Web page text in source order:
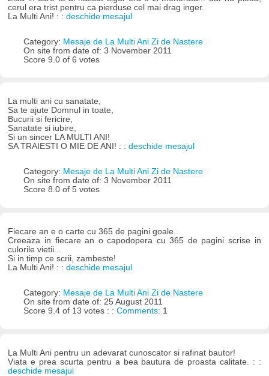
cerul era trist pentru ca pierduse cel mai drag inger.
La Multi Ani! : :deschide mesajul
Category: Mesaje de La Multi Ani Zi de Nastere
On site from date of: 3 November 2011
Score 9.0 of 6 votes
La multi ani cu sanatate,
Sa te ajute Domnul in toate,
Bucurii si fericire,
Sanatate si iubire,
Si un sincer LA MULTI ANI!
SA TRAIESTI O MIE DE ANI! : :deschide mesajul
Category: Mesaje de La Multi Ani Zi de Nastere
On site from date of: 3 November 2011
Score 8.0 of 5 votes
Fiecare an e o carte cu 365 de pagini goale.
Creeaza in fiecare an o capodopera cu 365 de pagini scrise in
culorile vietii...
Si in timp ce scrii, zambeste!
La Multi Ani! : :deschide mesajul
Category: Mesaje de La Multi Ani Zi de Nastere
On site from date of: 25 August 2011
Score 9.4 of 13 votes : : Comments: 1
La Multi Ani pentru un adevarat cunoscator si rafinat bautor!
Viata e prea scurta pentru a bea bautura de proasta calitate. : :
deschide mesajul